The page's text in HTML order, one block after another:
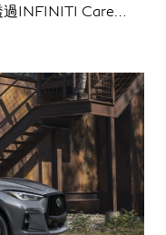
過INFINITI Care
氧殺菌服務，還可
輛安心檢測，讓車